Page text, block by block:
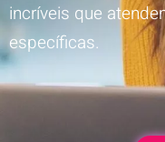
incríveis que
específicas.